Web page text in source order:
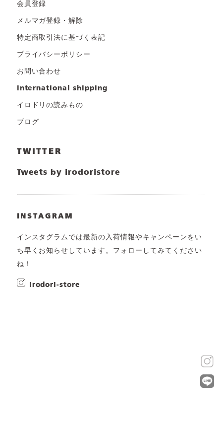
会員登録
メルマガ登録・解除
特定商取引法に基づく表記
プライバシーポリシー
お問い合わせ
international shipping
イロドリの読みもの
ブログ
TWITTER
Tweets by irodoristore
INSTAGRAM
インスタグラムでは最新の入荷情報やキャンペーンをい
ち早くお知らせしています。フォローしてみてください
ね！
irodori-store